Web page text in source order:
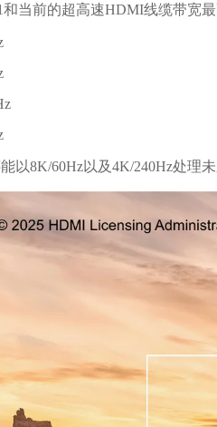
当前的超高速HDMI线缆带宽
以8K/60Hz以及4K/240Hz处理